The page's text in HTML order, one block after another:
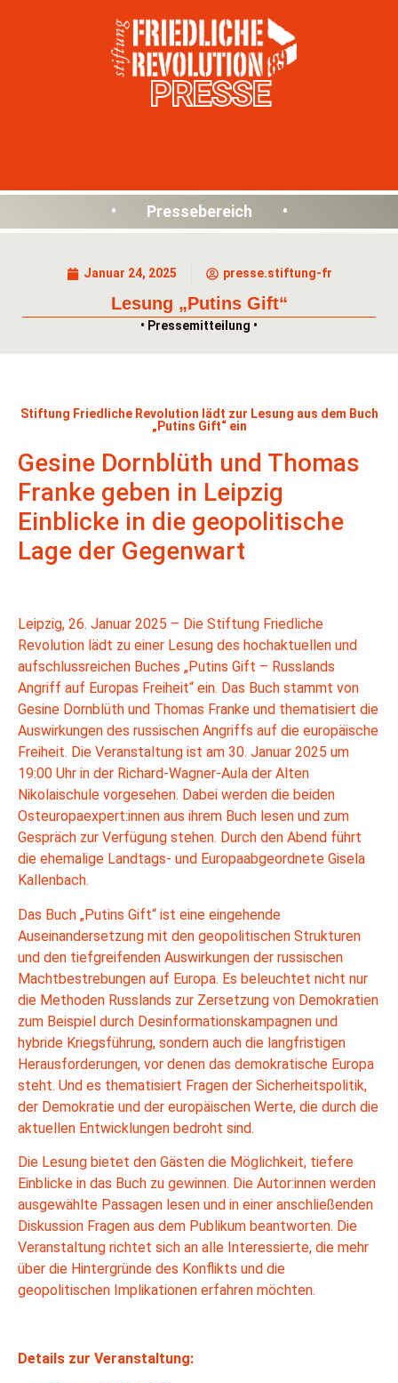
PRESSE
• Pressebereich •
Januar 24, 2025 presse.stiftung-fr
Lesung „Putins Gift“
• Pressemitteilung •
Stiftung Friedliche Revolution lädt zur Lesung aus dem Buch
„Putins Gift“ ein
Gesine Dornblüth und Thomas
Franke geben in Leipzig
Einblicke in die geopolitische
Lage der Gegenwart
Leipzig, 26. Januar 2025 – Die Stiftung Friedliche
Revolution lädt zu einer Lesung des hochaktuellen und
aufschlussreichen Buches „Putins Gift – Russlands
Angriff auf Europas Freiheit“ ein. Das Buch stammt von
Gesine Dornblüth und Thomas Franke und thematisiert die
Auswirkungen des russischen Angriffs auf die europäische
Freiheit. Die Veranstaltung ist am 30. Januar 2025 um
19:00 Uhr in der Richard-Wagner-Aula der Alten
Nikolaischule vorgesehen. Dabei werden die beiden
Osteuropaexpert:innen aus ihrem Buch lesen und zum
Gespräch zur Verfügung stehen. Durch den Abend führt
die ehemalige Landtags- und Europaabgeordnete Gisela
Kallenbach.
Das Buch „Putins Gift“ ist eine eingehende
Auseinandersetzung mit den geopolitischen Strukturen
und den tiefgreifenden Auswirkungen der russischen
Machtbestrebungen auf Europa. Es beleuchtet nicht nur
die Methoden Russlands zur Zersetzung von Demokratien
zum Beispiel durch Desinformationskampagnen und
hybride Kriegsführung, sondern auch die langfristigen
Herausforderungen, vor denen das demokratische Europa
steht. Und es thematisiert Fragen der Sicherheitspolitik,
der Demokratie und der europäischen Werte, die durch die
aktuellen Entwicklungen bedroht sind.
Die Lesung bietet den Gästen die Möglichkeit, tiefere
Einblicke in das Buch zu gewinnen. Die Autor:innen werden
ausgewählte Passagen lesen und in einer anschließenden
Diskussion Fragen aus dem Publikum beantworten. Die
Veranstaltung richtet sich an alle Interessierte, die mehr
über die Hintergründe des Konflikts und die
geopolitischen Implikationen erfahren möchten.
Details zur Veranstaltung: